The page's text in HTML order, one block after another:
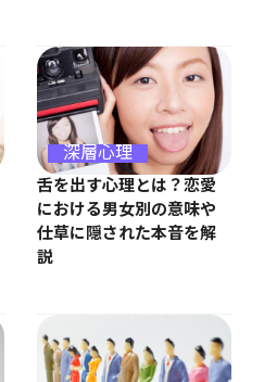
深層心理
舌を出す心理とは？恋愛
における男女別の意味や
仕草に隠された本音を解
説